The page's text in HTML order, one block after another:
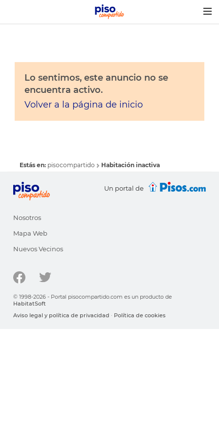
Lo sentimos, este anuncio no se
encuentra activo.
Volver a la página de inicio
Estás en: pisocompartido Habitación inactiva
Un portal de
Nosotros
Mapa Web
Nuevos Vecinos
© 1998-2026 - Portal pisocompartido.com es un producto de
HabitatSoft
Aviso legal y política de privacidad · Política de cookies